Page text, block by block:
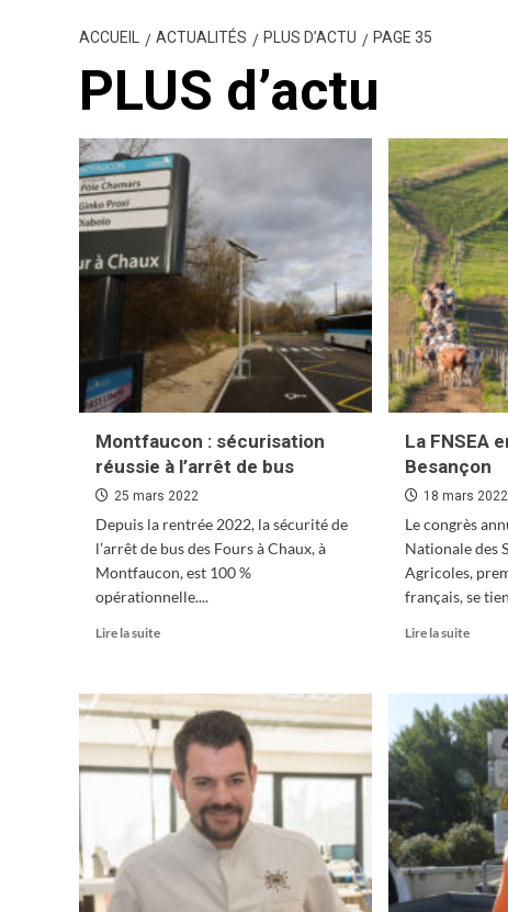
ACCUEIL ACTUALITÉS PLUS D’ACTU PAGE 35
PLUS d’actu
Montfaucon : sécurisation
réussie à l’arrêt de bus
25 mars 2022
Depuis la rentrée 2022, la sécurité de
l’arrêt de bus des Fours à Chaux, à
Montfaucon, est 100 %
opérationnelle....
Lire la suiteEn
sur
Montfaucon
:
sécurisation
réussie
l’arrêt
de
La FNSEA
Besançon
18 mars 2022
Le congrès
Nationale des
Agricoles,
français, se
Lire la suiteEn
sur
La
en
à